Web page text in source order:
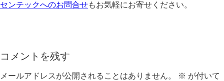
センテックへのお問合せもお気軽にお寄せください。
コメントを残す
メールアドレスが公開されることはありません。 ※ が付いて